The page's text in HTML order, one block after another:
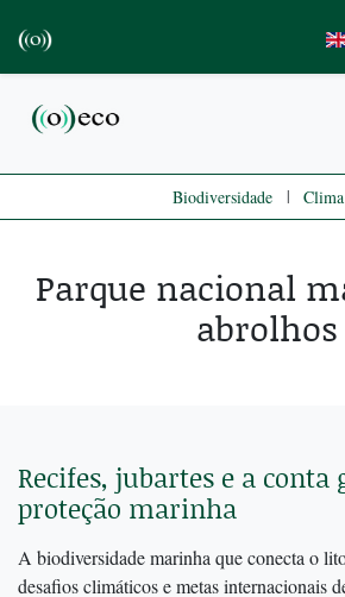
Biodiversidade | Clima
Parque nacional
abrolhos
Recifes, jubartes e a conta
proteção marinha
A biodiversidade marinha que conecta o
desafios climáticos e metas internacionais